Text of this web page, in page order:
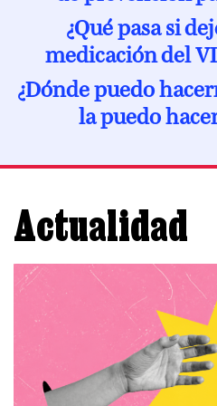
Menopausia y VIH
A los 40
A los 50
Desde los 60
¿Qué pasa si
medicación del
¿Dónde puedo
la puedo
Actualidad